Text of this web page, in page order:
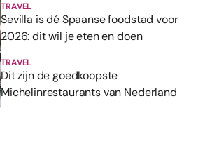
TRAVEL
Sevilla is dé Spaanse foodstad voor
2026: dit wil je eten en doen
TRAVEL
Dit zijn de goedkoopste
Michelinrestaurants van Nederland